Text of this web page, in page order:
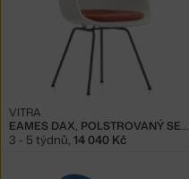
EAMES DAX, POLSTROVANÝ SEDÁK
VITRA
3 - 5 týdnů, 14 040 Kč